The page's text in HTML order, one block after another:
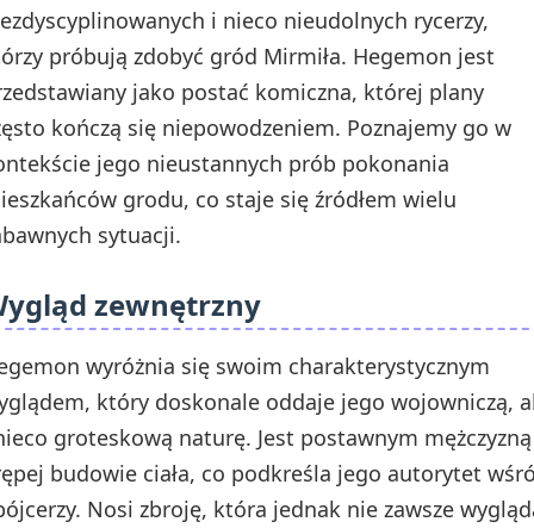
i nieco nieudolnych rycerzy,
próbują zdobyć gród Mirmiła. Hegemon jest
jako postać komiczna, której plany
kończą się niepowodzeniem. Poznajemy go w
jego nieustannych prób pokonania
grodu, co staje się źródłem wielu
sytuacji.
zewnętrzny
wyróżnia się swoim charakterystycznym
który doskonale oddaje jego wojowniczą,
groteskową naturę. Jest postawnym
budowie ciała, co podkreśla jego autorytet
Nosi zbroję, która jednak nie zawsze